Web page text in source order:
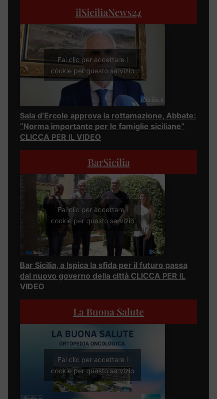
ilSiciliaNews24
Fai clic per accettare i
cookie per questo servizio
Sala d’Ercole approva la rottamazione, Abbate:
“Norma importante per le famiglie siciliane”
CLICCA PER IL VIDEO
BarSicilia
Fai clic per accettare i
cookie per questo servizio
Bar Sicilia, a Ispica la sfida per il futuro passa
dal nuovo governo della città CLICCA PER IL
VIDEO
La Buona Salute
Fai clic per accettare i
cookie per questo servizio